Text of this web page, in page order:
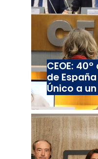
CEOE:
de
Único a